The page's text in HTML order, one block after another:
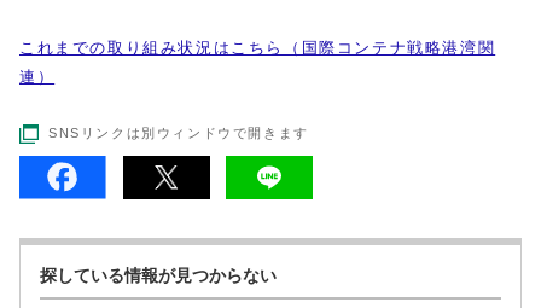
これまでの取り組み状況はこちら（国際コンテナ戦略港湾関
連）
SNSリンクは別ウィンドウで開きます
探している情報が見つからない